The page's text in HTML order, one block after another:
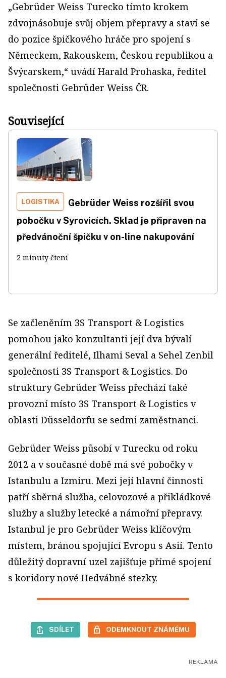
„Gebrüder Weiss Turecko tímto krokem
zdvojnásobuje svůj objem přepravy a staví se
do pozice špičkového hráče pro spojení s
Německem, Rakouskem, Českou republikou a
Švýcarskem,“ uvádí Harald Prohaska, ředitel
společnosti Gebrüder Weiss ČR.
Související
LOGISTIKA
Gebrüder Weiss rozšířil svou
pobočku v Syrovicích. Sklad je připraven na
předvánoční špičku v on-line nakupování
2 minuty čtení
Se začleněním 3S Transport & Logistics
pomohou jako konzultanti její dva bývalí
generální ředitelé, Ilhami Seval a Sehel Zenbil
společnosti 3S Transport & Logistics. Do
struktury Gebrüder Weiss přechází také
provozní místo 3S Transport & Logistics v
oblasti Düsseldorfu se sedmi zaměstnanci.
Gebrüder Weiss působí v Turecku od roku
2012 a v současné době má své pobočky v
Istanbulu a Izmiru. Mezi její hlavní činnosti
patří sběrná služba, celovozové a přikládkové
služby a služby letecké a námořní přepravy.
Istanbul je pro Gebrüder Weiss klíčovým
místem, bránou spojující Evropu s Asií. Tento
důležitý dopravní uzel zajišťuje přímé spojení
s koridory nové Hedvábné stezky.
SDÍLET ODEMKNOUT ZNÁMÉMU